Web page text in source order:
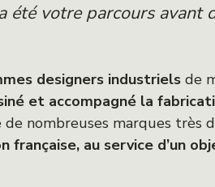
été votre parcours avant
designers industriels de
et accompagné la
de nombreuses marques très
française, au service d’un